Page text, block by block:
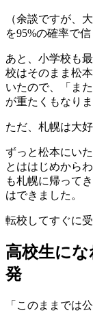
（余談ですが、
を95%の確率で
あと、小学校も
校はそのまま松
いたので、「ま
が重たくもなりま
ただ、札幌は大
ずっと松本にい
とははじめから
も札幌に帰って
はできました。
転校してすぐに
高校生に
発
「このままでは